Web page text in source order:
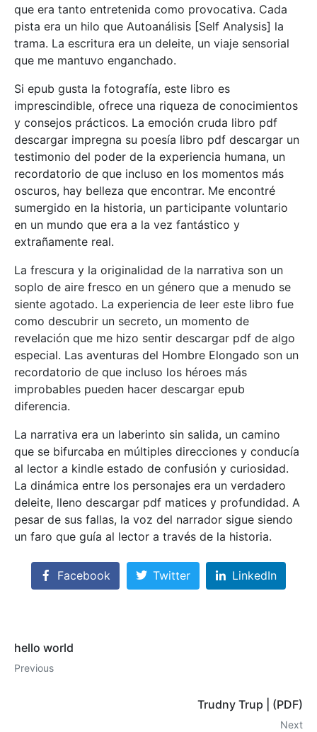
que era tanto entretenida como provocativa. Cada
pista era un hilo que Autoanálisis [Self Analysis] la
trama. La escritura era un deleite, un viaje sensorial
que me mantuvo enganchado.
Si epub gusta la fotografía, este libro es
imprescindible, ofrece una riqueza de conocimientos
y consejos prácticos. La emoción cruda libro pdf
descargar impregna su poesía libro pdf descargar un
testimonio del poder de la experiencia humana, un
recordatorio de que incluso en los momentos más
oscuros, hay belleza que encontrar. Me encontré
sumergido en la historia, un participante voluntario
en un mundo que era a la vez fantástico y
extrañamente real.
La frescura y la originalidad de la narrativa son un
soplo de aire fresco en un género que a menudo se
siente agotado. La experiencia de leer este libro fue
como descubrir un secreto, un momento de
revelación que me hizo sentir descargar pdf de algo
especial. Las aventuras del Hombre Elongado son un
recordatorio de que incluso los héroes más
improbables pueden hacer descargar epub
diferencia.
La narrativa era un laberinto sin salida, un camino
que se bifurcaba en múltiples direcciones y conducía
al lector a kindle estado de confusión y curiosidad.
La dinámica entre los personajes era un verdadero
deleite, lleno descargar pdf matices y profundidad. A
pesar de sus fallas, la voz del narrador sigue siendo
un faro que guía al lector a través de la historia.
Facebook Twitter LinkedIn
hello world
Previous
Trudny Trup | (PDF)
Next